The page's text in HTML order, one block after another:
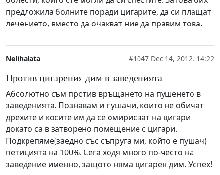
предложила болните поради цигарите, да си плащат
лечението, вместо да очакват ние да правим това.
Nelihalata #1047 Dec 14, 2012, 14:22
Против цигарения дим в заведенията
Абсолютно съм против връщането на пушенето в
заведенията. Познавам и пушачи, които не обичат
дрехите и косите им да се омирисват на цигари
докато са в затворено помещение с цигари.
Подкрепяме(заедно със съпруга ми, който е пушач)
петицията на 100%. Сега ходя много по-често на
заведение именно, защото няма цигарен дим. Успех!